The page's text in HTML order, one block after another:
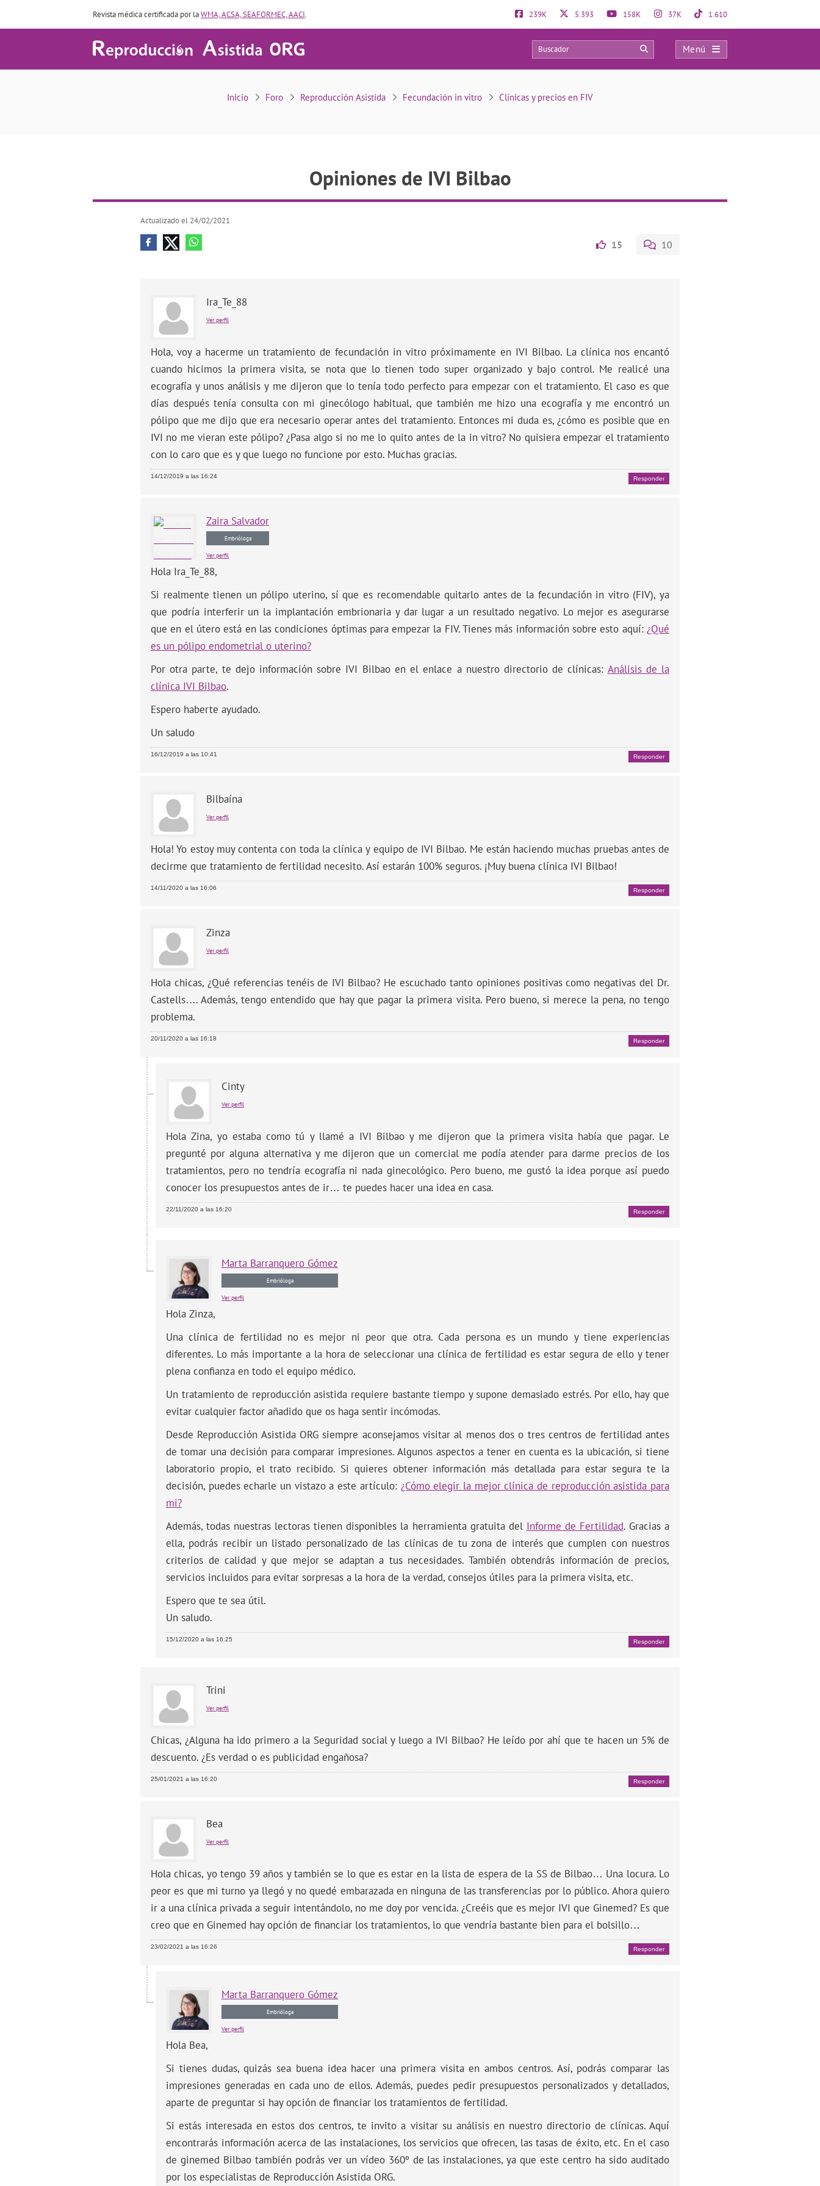
Revista médica certificada por laWMA, ACSA, SEAFORMEC, AACI. 239K 5.393 158K 37K 1.610
Menú
Opiniones de IVI Bilbao
5 0
Inicio Foro Reproducción Asistida Fecundación in vitro Clínicas y precios en FIV
Opiniones de IVI Bilbao
Actualizado el 24/02/2021
15 10
Ira_Te_88
Ver perfil
Hola, voy a hacerme un tratamiento de fecundación in vitro próximamente en IVI Bilbao. La clínica nos encantó
cuando hicimos la primera visita, se nota que lo tienen todo super organizado y bajo control. Me realicé una
ecografía y unos análisis y me dijeron que lo tenía todo perfecto para empezar con el tratamiento. El caso es que
días después tenía consulta con mi ginecólogo habitual, que también me hizo una ecografía y me encontró un
pólipo que me dijo que era necesario operar antes del tratamiento. Entonces mi duda es, ¿cómo es posible que en
IVI no me vieran este pólipo? ¿Pasa algo si no me lo quito antes de la in vitro? No quisiera empezar el tratamiento
con lo caro que es y que luego no funcione por esto. Muchas gracias.
14/12/2019 a las 16:24 Responder
Zaira Salvador
Embrióloga
Ver perfil
Hola Ira_Te_88,
Si realmente tienen un pólipo uterino, sí que es recomendable quitarlo antes de la fecundación in vitro (FIV), ya
que podría interferir un la implantación embrionaria y dar lugar a un resultado negativo. Lo mejor es asegurarse
que en el útero está en las condiciones óptimas para empezar la FIV. Tienes más información sobre esto aquí: ¿Qué
es un pólipo endometrial o uterino?
Por otra parte, te dejo información sobre IVI Bilbao en el enlace a nuestro directorio de clínicas: Análisis de la
clínica IVI Bilbao.
Espero haberte ayudado.
Un saludo
16/12/2019 a las 10:41 Responder
Bilbaína
Ver perfil
Hola! Yo estoy muy contenta con toda la clínica y equipo de IVI Bilbao. Me están haciendo muchas pruebas antes de
decirme que tratamiento de fertilidad necesito. Así estarán 100% seguros. ¡Muy buena clínica IVI Bilbao!
14/11/2020 a las 16:06 Responder
Zinza
Ver perfil
Hola chicas, ¿Qué referencias tenéis de IVI Bilbao? He escuchado tanto opiniones positivas como negativas del Dr.
Castells…. Además, tengo entendido que hay que pagar la primera visita. Pero bueno, si merece la pena, no tengo
problema.
20/11/2020 a las 16:18 Responder
Cinty
Ver perfil
Hola Zina, yo estaba como tú y llamé a IVI Bilbao y me dijeron que la primera visita había que pagar. Le
pregunté por alguna alternativa y me dijeron que un comercial me podía atender para darme precios de los
tratamientos, pero no tendría ecografía ni nada ginecológico. Pero bueno, me gustó la idea porque así puedo
conocer los presupuestos antes de ir… te puedes hacer una idea en casa.
22/11/2020 a las 16:20 Responder
Marta Barranquero Gómez
Embrióloga
Ver perfil
Hola Zinza,
Una clínica de fertilidad no es mejor ni peor que otra. Cada persona es un mundo y tiene experiencias
diferentes. Lo más importante a la hora de seleccionar una clínica de fertilidad es estar segura de ello y tener
plena confianza en todo el equipo médico.
Un tratamiento de reproducción asistida requiere bastante tiempo y supone demasiado estrés. Por ello, hay que
evitar cualquier factor añadido que os haga sentir incómodas.
Desde Reproducción Asistida ORG siempre aconsejamos visitar al menos dos o tres centros de fertilidad antes
de tomar una decisión para comparar impresiones. Algunos aspectos a tener en cuenta es la ubicación, si tiene
laboratorio propio, el trato recibido. Si quieres obtener información más detallada para estar segura te la
decisión, puedes echarle un vistazo a este artículo: ¿Cómo elegir la mejor clínica de reproducción asistida para
mi?
Además, todas nuestras lectoras tienen disponibles la herramienta gratuita del Informe de Fertilidad. Gracias a
ella, podrás recibir un listado personalizado de las clínicas de tu zona de interés que cumplen con nuestros
criterios de calidad y que mejor se adaptan a tus necesidades. También obtendrás información de precios,
servicios incluidos para evitar sorpresas a la hora de la verdad, consejos útiles para la primera visita, etc.
Espero que te sea útil.
Un saludo.
15/12/2020 a las 16:25 Responder
Trini
Ver perfil
Chicas, ¿Alguna ha ido primero a la Seguridad social y luego a IVI Bilbao? He leído por ahí que te hacen un 5% de
descuento. ¿Es verdad o es publicidad engañosa?
25/01/2021 a las 16:20 Responder
Bea
Ver perfil
Hola chicas, yo tengo 39 años y también se lo que es estar en la lista de espera de la SS de Bilbao… Una locura. Lo
peor es que mi turno ya llegó y no quedé embarazada en ninguna de las transferencias por lo público. Ahora quiero
ir a una clínica privada a seguir intentándolo, no me doy por vencida. ¿Creéis que es mejor IVI que Ginemed? Es que
creo que en Ginemed hay opción de financiar los tratamientos, lo que vendría bastante bien para el bolsillo…
23/02/2021 a las 16:26 Responder
Marta Barranquero Gómez
Embrióloga
Ver perfil
Hola Bea,
Si tienes dudas, quizás sea buena idea hacer una primera visita en ambos centros. Así, podrás comparar las
impresiones generadas en cada uno de ellos. Además, puedes pedir presupuestos personalizados y detallados,
aparte de preguntar si hay opción de financiar los tratamientos de fertilidad.
Si estás interesada en estos dos centros, te invito a visitar su análisis en nuestro directorio de clínicas. Aquí
encontrarás información acerca de las instalaciones, los servicios que ofrecen, las tasas de éxito, etc. En el caso
de ginemed Bilbao también podrás ver un vídeo 360º de las instalaciones, ya que este centro ha sido auditado
por los especialistas de Reproducción Asistida ORG.